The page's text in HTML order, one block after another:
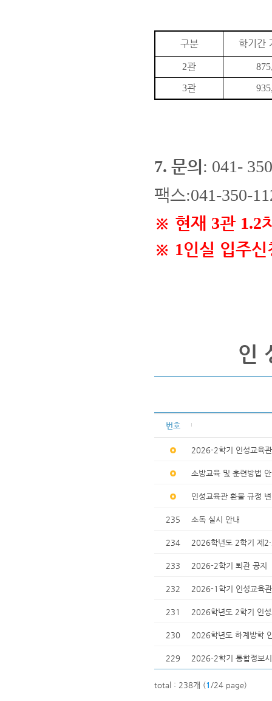
구분 학기간
2관
3관
7. 문의 : 041-
팩스:041-350-
※ 현재 3관 1.2
※ 1인실 입주
인
번호
2026-2학기 인성교육
소방교육 및 훈련방법
인성교육관 환불 규정
235 소독 실시 안내
234 2026학년도 2학기 제
233 2026-2학기 퇴관 공지
232 2026-1학기 인성교육
231 2026학년도 2학기 인
230 2026학년도 하계방학
229 2026-2학기 통합정보
total : 238개 (1 /24 page)